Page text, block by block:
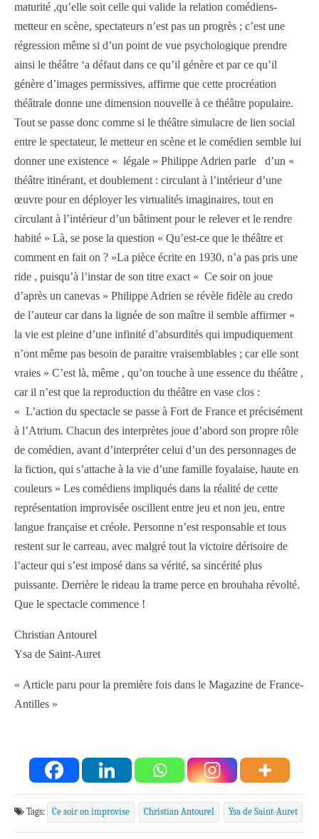
maturité ,qu’elle soit celle qui valide la relation comédiens-
metteur en scène, spectateurs n’est pas un progrès ; c’est une
régression même si d’un point de vue psychologique prendre
ainsi le théâtre ‘a défaut dans ce qu’il génère et par ce qu’il
génère d’images permissives, affirme que cette procréation
théâtrale donne une dimension nouvelle à ce théâtre populaire.
Tout se passe donc comme si le théâtre simulacre de lien social
entre le spectateur, le metteur en scène et le comédien semble lui
donner une existence « légale » Philippe Adrien parle d’un «
théâtre itinérant, et doublement : circulant à l’intérieur d’une
œuvre pour en déployer les virtualités imaginaires, tout en
circulant à l’intérieur d’un bâtiment pour le relever et le rendre
habité » Là, se pose la question « Qu’est-ce que le théâtre et
comment en fait on ? »La pièce écrite en 1930, n’a pas pris une
ride , puisqu’à l’instar de son titre exact « Ce soir on joue
d’après un canevas » Philippe Adrien se révèle fidèle au credo
de l’auteur car dans la lignée de son maître il semble affirmer «
la vie est pleine d’une infinité d’absurdités qui impudiquement
n’ont même pas besoin de paraitre vraisemblables ; car elle sont
vraies » C’est là, même , qu’on touche à une essence du théâtre ,
car il n’est que la reproduction du théâtre en vase clos :
« L’action du spectacle se passe à Fort de France et précisément
à l’Atrium. Chacun des interprètes joue d’abord son propre rôle
de comédien, avant d’interpréter celui d’un des personnages de
la fiction, qui s’attache à la vie d’une famille foyalaise, haute en
couleurs » Les comédiens impliqués dans la réalité de cette
représentation improvisée oscillent entre jeu et non jeu, entre
langue française et créole. Personne n’est responsable et tous
restent sur le carreau, avec malgré tout la victoire dérisoire de
l’acteur qui s’est imposé dans sa vérité, sa sincérité plus
puissante. Derrière le rideau la trame perce en brouhaha révolté.
Que le spectacle commence !
Christian Antourel
Ysa de Saint-Auret
« Article paru pour la première fois dans le Magazine de France-
Antilles »
Tags: Ce soir on improvise Christian Antourel Ysa de Saint-Auret